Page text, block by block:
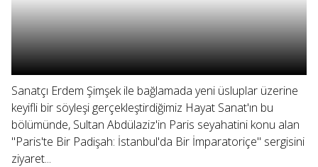
Sanatçı Erdem Şimşek ile bağlamada yeni üsluplar üzerine
keyifli bir söyleşi gerçekleştirdiğimiz Hayat Sanat'ın bu
bölümünde, Sultan Abdülaziz'in Paris seyahatini konu alan
"Paris'te Bir Padişah: İstanbul'da Bir İmparatoriçe" sergisini
ziyaret...